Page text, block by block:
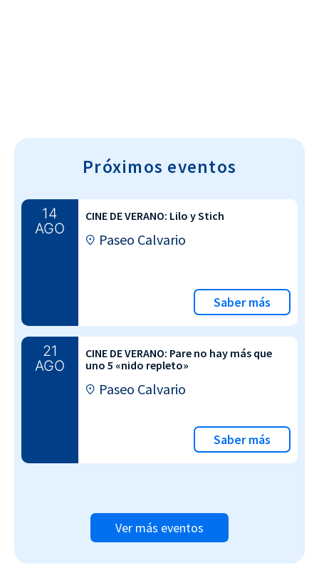
Próximos eventos
14
AGO
CINE DE VERANO: Lilo y Stich
Paseo Calvario
Saber más
21
AGO
CINE DE VERANO: Pare no hay más que
uno 5 «nido repleto»
Paseo Calvario
Saber más
Ver más eventos